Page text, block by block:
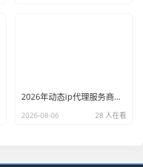
2026年动态ip代理服务商有哪些？这份清单建议收藏
2026-08-06 28 人在看